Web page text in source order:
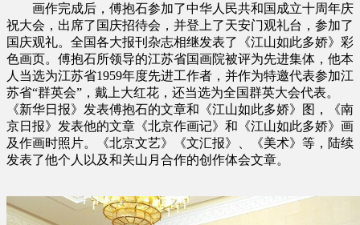
画作完成后，傅抱石参加了中华人民共和国成立十周年庆
祝大会，出席了国庆招待会，并登上了天安门观礼台，参加了
国庆观礼。全国各大报刊杂志相继发表了《江山如此多娇》彩
色画页。傅抱石所领导的江苏省国画院被评为先进集体，他本
人当选为江苏省1959年度先进工作者，并作为特邀代表参加江
苏省“群英会”，戴上大红花，还当选为全国群英大会代表。
《新华日报》发表傅抱石的文章和《江山如此多娇》图，《南
京日报》发表他的文章《北京作画记》和《江山如此多娇》画
及作画时照片。《北京文艺》《文汇报》、《美术》等，陆续
发表了他个人以及和关山月合作的创作体会文章。